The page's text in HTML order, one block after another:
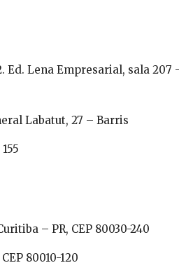
Ed. Lena Empresarial, sala 207
Labatut, 27 – Barris
– PR, CEP 80030-240
80010-120